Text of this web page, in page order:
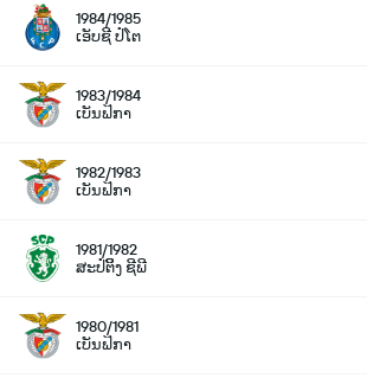
1984/1985
ເອັບຊີ ປໍໂຕ
1983/1984
ເບັນຟິກາ
1982/1983
ເບັນຟິກາ
1981/1982
ສະປໍຕິິງ ຊີພີ
1980/1981
ເບັນຟິກາ